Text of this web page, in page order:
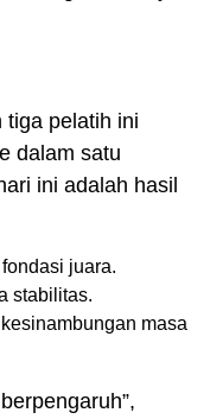
tiga pelatih ini
dalam satu
ini adalah hasil
juara.
stabilitas.
masa